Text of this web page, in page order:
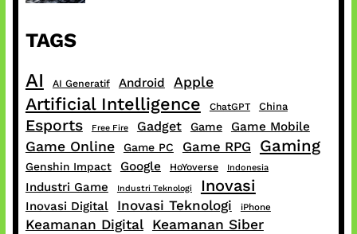
TAGS
AI AI Generatif Android Apple
Artificial Intelligence ChatGPT China
Esports Free Fire Gadget Game Game Mobile
Game Online Game PC Game RPG Gaming
Genshin Impact Google HoYoverse Indonesia
Industri Game Industri Teknologi Inovasi
Inovasi Digital Inovasi Teknologi iPhone
Keamanan Digital Keamanan Siber